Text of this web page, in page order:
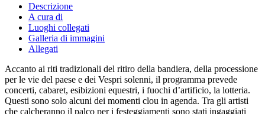
Descrizione
A cura di
Luoghi collegati
Galleria di immagini
Allegati
Accanto ai riti tradizionali del ritiro della bandiera, della processione
per le vie del paese e dei Vespri solenni, il programma prevede
concerti, cabaret, esibizioni equestri, i fuochi d’artificio, la lotteria.
Questi sono solo alcuni dei momenti clou in agenda. Tra gli artisti
che calcheranno il palco per i festeggiamenti sono stati ingaggiati